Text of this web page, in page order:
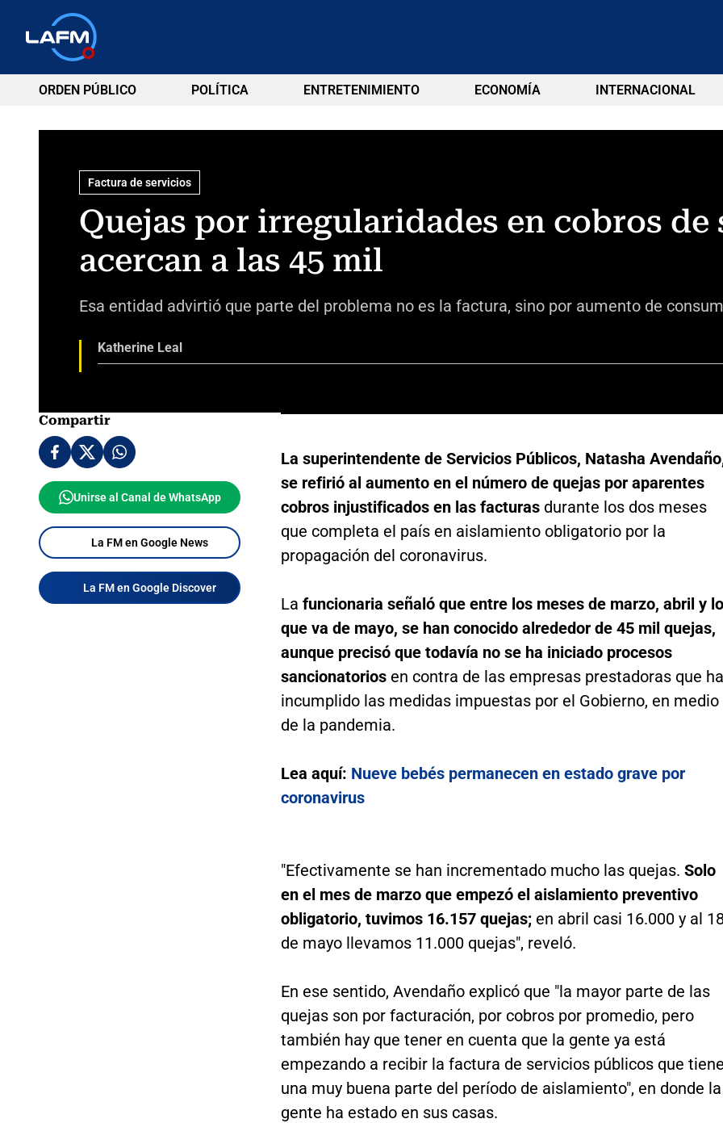
ORDEN PÚBLICO POLÍTICA ENTRETENIMIENTO ECONOMÍA INTERNACIONAL
Factura de servicios
Quejas por irregularidades en cobros de
acercan a las 45 mil
Esa entidad advirtió que parte del problema no es la factura, sino por aumento de
Katherine Leal
Compartir
Unirse al Canal de WhatsApp
La FM en Google News
La FM en Google Discover
La superintendente de Servicios Públicos, Natasha
se refirió al aumento en el número de quejas por aparentes
cobros injustificados en las facturasdurante los dos meses
que completa el país en aislamiento obligatorio por la
propagación del coronavirus.
La funcionaria señaló que entre los meses de marzo, abril y lo
que va de mayo, se han conocido alrededor de 45 mil quejas,
aunque precisó que todavía no se ha iniciado procesos
sancionatoriosen contra de las empresas prestadoras que
incumplido las medidas impuestas por el Gobierno, en medio
de la pandemia.
Lea aquí: Nueve bebés permanecen en estado grave por
coronavirus
"Efectivamente se han incrementado mucho las quejas. Solo
en el mes de marzo que empezó el aislamiento preventivo
obligatorio, tuvimos 16.157 quejas;en abril casi 16.000 y al
de mayo llevamos 11.000 quejas", reveló.
En ese sentido, Avendaño explicó que "la mayor parte de las
quejas son por facturación, por cobros por promedio, pero
también hay que tener en cuenta que la gente ya está
empezando a recibir la factura de servicios públicos que
una muy buena parte del período de aislamiento", en donde la
gente ha estado en sus casas.